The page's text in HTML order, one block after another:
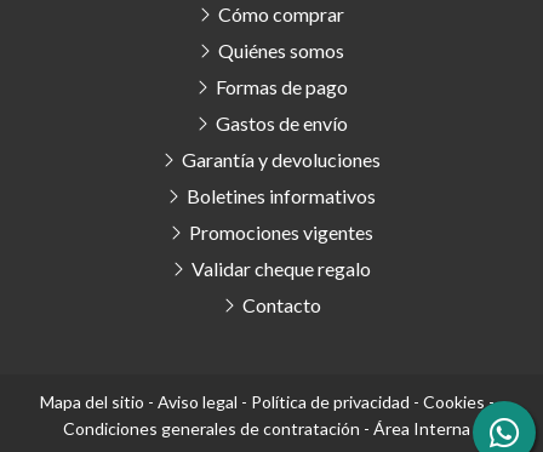
Cómo comprar
Quiénes somos
Formas de pago
Gastos de envío
Garantía y devoluciones
Boletines informativos
Promociones vigentes
Validar cheque regalo
Contacto
Mapa del sitio - Aviso legal - Política de privacidad - Cookies-
Condiciones generales de contratación - Área Interna